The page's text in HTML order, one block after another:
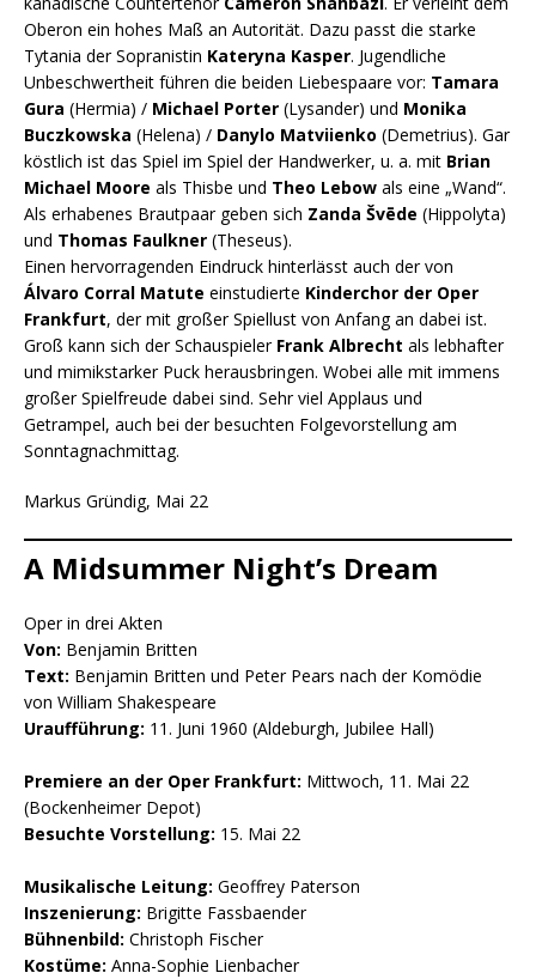
Oberon ein hohes Maß an Autorität. Dazu passt die starke
Tytania der Sopranistin Kateryna Kasper. Jugendliche
Unbeschwertheit führen die beiden Liebespaare vor: Tamara
Gura (Hermia) / Michael Porter (Lysander) und Monika
Buczkowska (Helena) / Danylo Matviienko (Demetrius). Gar
köstlich ist das Spiel im Spiel der Handwerker, u. a. mit Brian
Michael Moore als Thisbe und Theo Lebow als eine „Wand“.
Als erhabenes Brautpaar geben sich Zanda Švēde (Hippolyta)
und Thomas Faulkner (Theseus).
Einen hervorragenden Eindruck hinterlässt auch der von
Álvaro Corral Matute einstudierte Kinderchor der Oper
Frankfurt, der mit großer Spiellust von Anfang an dabei ist.
Groß kann sich der Schauspieler Frank Albrecht als lebhafter
und mimikstarker Puck herausbringen. Wobei alle mit immens
großer Spielfreude dabei sind. Sehr viel Applaus und
Getrampel, auch bei der besuchten Folgevorstellung am
Sonntagnachmittag.
Markus Gründig, Mai 22
A Midsummer Night’s Dream
Oper in drei Akten
Von: Benjamin Britten
Text: Benjamin Britten und Peter Pears nach der Komödie
von William Shakespeare
Uraufführung: 11. Juni 1960 (Aldeburgh, Jubilee Hall)
Premiere an der Oper Frankfurt: Mittwoch, 11. Mai 22
(Bockenheimer Depot)
Besuchte Vorstellung: 15. Mai 22
Musikalische Leitung: Geoffrey Paterson
Inszenierung: Brigitte Fassbaender
Bühnenbild: Christoph Fischer
Kostüme: Anna-Sophie Lienbacher